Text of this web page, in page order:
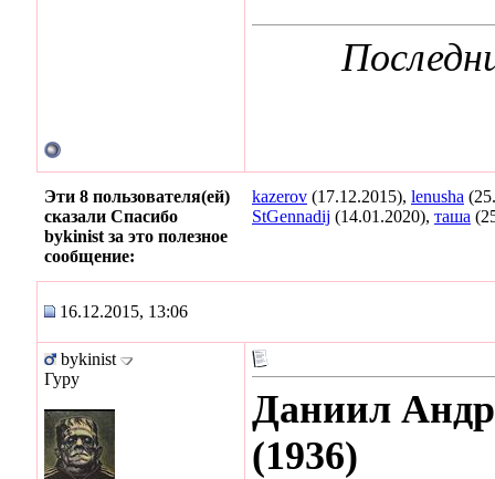
Эти 8 пользователя(ей)
сказали Спасибо
bykinist за это полезное
сообщение:
kazerov (17.12.2015), lenusha
StGennadij (14.01.2020), таша
16.12.2015, 13:06
bykinist
Гуру
Даниил
(1936)